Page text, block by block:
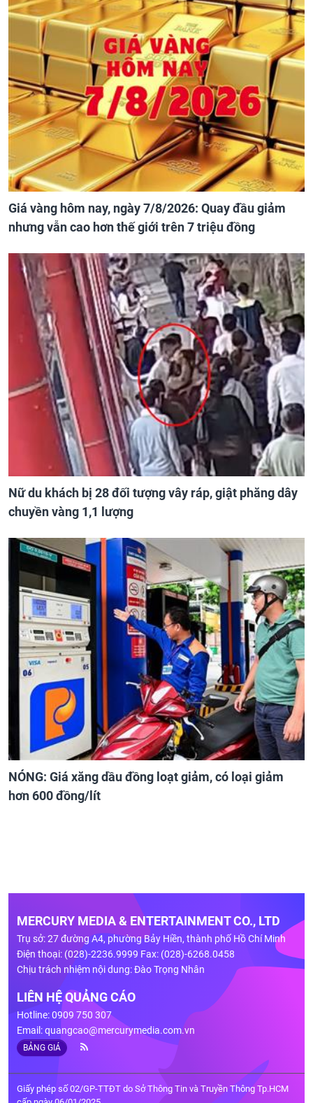
Giá vàng hôm nay, ngày 7/8/2026: Quay đầu giảm
nhưng vẫn cao hơn thế giới trên 7 triệu đồng
Nữ du khách bị 28 đối tượng vây ráp, giật phăng dây
chuyền vàng 1,1 lượng
NÓNG: Giá xăng dầu đồng loạt giảm, có loại giảm
hơn 600 đồng/lít
MERCURY MEDIA & ENTERTAINMENT CO., LTD
Trụ sở: 27 đường A4, phường Bảy Hiền, thành phố Hồ Chí Minh
Điện thoại: (028)-2236.9999 Fax: (028)-6268.0458
Chịu trách nhiệm nội dung: Đào Trọng Nhân
LIÊN HỆ QUẢNG CÁO
Hotline: 0909 750 307
Email:quangcao@mercurymedia.com.vn
BẢNG GIÁ
Giấy phép số 02/GP-TTĐT do Sở Thông Tin và Truyền Thông Tp.HCM